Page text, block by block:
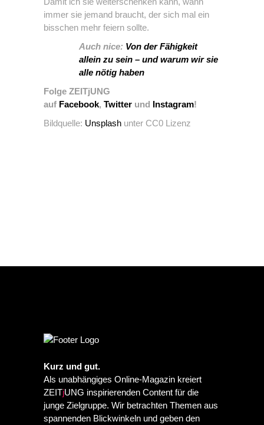
immer sie jemand braucht, der sich mal ein
bisschen mehr feiern sollte.
Auch nice: Von der Fähigkeit
allein zu sein – und warum wir sie
alle nötig haben
Folge ZEITjUNG
auf Facebook, Twitter und Instagram!
Bildquelle: Unsplash unter CC0 Lizenz
Kurz und gut.
Als unabhängiges Online-Magazin kreiert
ZEITjUNG inspirierenden Content für die
junge Zielgruppe. Wir betrachten Themen aus
spannenden Blickwinkeln und geben den